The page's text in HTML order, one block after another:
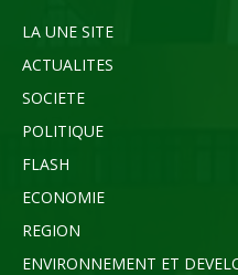
LA UNE SITE
ACTUALITES
SOCIETE
POLITIQUE
FLASH
ECONOMIE
REGION
ENVIRONNEMENT ET